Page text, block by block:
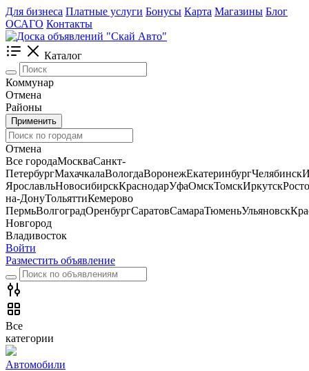
Для бизнеса Платные услуги Бонусы Карта Магазины Блог
ОСАГО Контакты
Каталог
Коммунар
Отмена
Районы
Применить
Отмена
Все городаМоскваСанкт-
ПетербургМахачкалаВологдаВоронежЕкатеринбургЧелябинск
ЯрославльНовосибирскКраснодарУфаОмскТомскИркутск
на-ДонуТольяттиКемерово
ПермьВолгоградОренбургСаратовСамараТюменьУльяновск
Новгород
Владивосток
Войти
Разместить объявление
Все
категории
Автомобили